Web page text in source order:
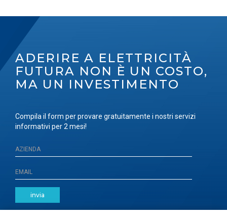
ADERIRE A ELETTRICITÀ
FUTURA NON È UN COSTO,
MA UN INVESTIMENTO
Compila il form per provare gratuitamente i nostri servizi
informativi per 2 mesi!
invia